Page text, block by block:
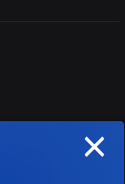
Própria ×